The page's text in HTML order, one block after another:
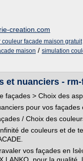
creation.com
couleur facade maison gratuit
maison / simulation
et nuanciers -
façades > Choix des
pour vos façades
/ Choix des
de couleurs et de
vos façades en